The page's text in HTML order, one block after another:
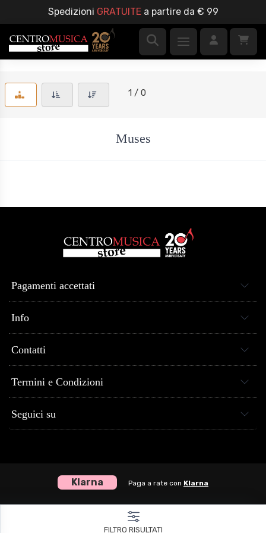
Spedizioni GRATUITEa partire da € 99
1 / 0
Muses
Pagamenti accettati
Info
Contatti
Termini e Condizioni
Seguici su
FILTRO RISULTATI
Klarna Paga a rate con Klarna
Centro Musica Store® dal 2005 al tuo servizio - P.Iva 04307120651